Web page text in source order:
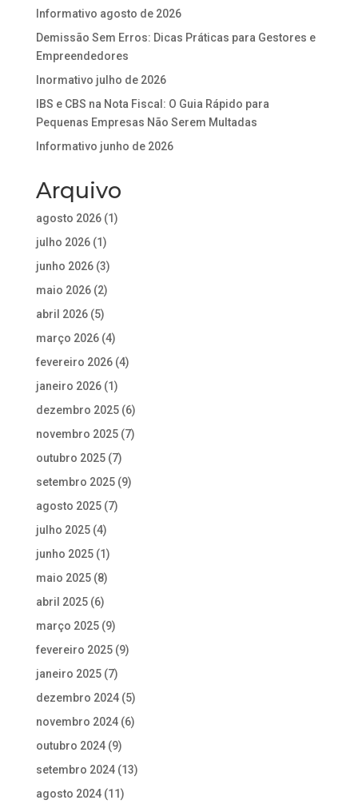
Informativo agosto de 2026
Demissão Sem Erros: Dicas Práticas para Gestores e
Empreendedores
Inormativo julho de 2026
IBS e CBS na Nota Fiscal: O Guia Rápido para
Pequenas Empresas Não Serem Multadas
Informativo junho de 2026
Arquivo
agosto 2026(1)
julho 2026(1)
junho 2026(3)
maio 2026(2)
abril 2026(5)
março 2026(4)
fevereiro 2026(4)
janeiro 2026(1)
dezembro 2025(6)
novembro 2025(7)
outubro 2025(7)
setembro 2025(9)
agosto 2025(7)
julho 2025(4)
junho 2025(1)
maio 2025(8)
abril 2025(6)
março 2025(9)
fevereiro 2025(9)
janeiro 2025(7)
dezembro 2024(5)
novembro 2024(6)
outubro 2024(9)
setembro 2024(13)
agosto 2024(11)